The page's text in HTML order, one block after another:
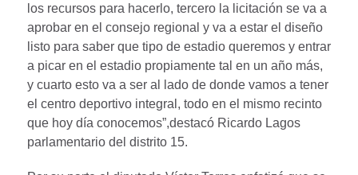
los recursos para hacerlo, tercero la licitación se va a
aprobar en el consejo regional y va a estar el diseño
listo para saber que tipo de estadio queremos y entrar
a picar en el estadio propiamente tal en un año más,
y cuarto esto va a ser al lado de donde vamos a tener
el centro deportivo integral, todo en el mismo recinto
que hoy día conocemos”,destacó Ricardo Lagos
parlamentario del distrito 15.